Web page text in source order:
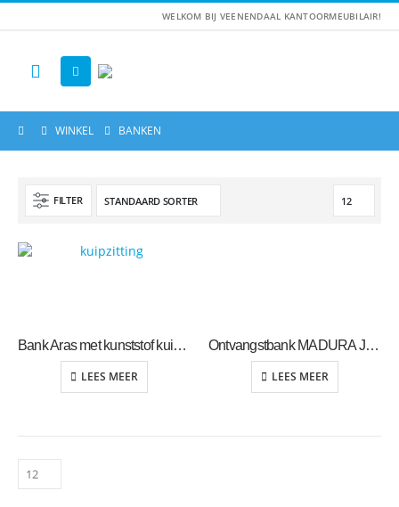
WELKOM BIJ VEENENDAAL KANTOORMEUBILAIR!
WINKEL BANKEN
FILTER
Bank Aras met kunststof kuipzitting
LEES MEER
Ontvangstbank MADURA JK-office
LEES MEER